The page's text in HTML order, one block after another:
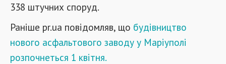
338 штучних споруд.
Раніше pr.ua повідомляв, що будівництво
нового асфальтового заводу у Маріуполі
розпочнеться 1 квітня.